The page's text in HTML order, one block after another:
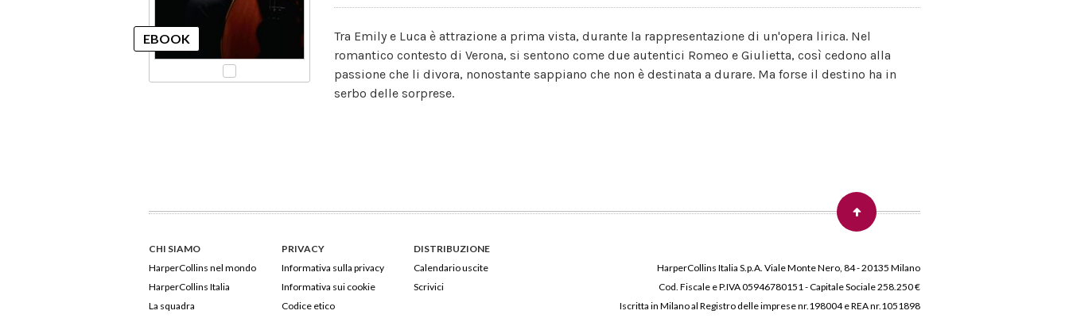
Tra Emily e Luca è attrazione a prima vista, durante la rappresentazione di un'opera lirica. Nel
romantico contesto di Verona, si sentono come due autentici Romeo e Giulietta, così cedono alla
passione che li divora, nonostante sappiano che non è destinata a durare. Ma forse il destino ha in
serbo delle sorprese.
CHI SIAMO
HarperCollins nel mondo
HarperCollins Italia
La squadra
PRIVACY
Informativa sulla privacy
Informativa sui cookie
Codice etico
DISTRIBUZIONE
Calendario uscite
Scrivici
HarperCollins Italia S.p.A. Viale Monte Nero, 84 - 20135 Milano
Cod. Fiscale e P.IVA 05946780151 - Capitale Sociale 258.250 €
Iscritta in Milano al Registro delle imprese nr.198004 e REA nr.1051898